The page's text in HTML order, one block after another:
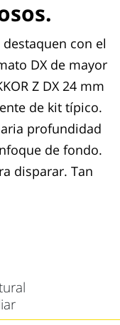
con el
DX de mayor
Z DX 24 mm
de kit típico.
profundidad
de fondo.
disparar. Tan